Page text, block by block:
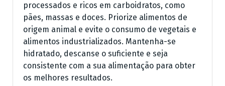
processados e ricos em carboidratos, como
pães, massas e doces. Priorize alimentos de
origem animal e evite o consumo de vegetais e
alimentos industrializados. Mantenha-se
hidratado, descanse o suficiente e seja
consistente com a sua alimentação para obter
os melhores resultados.